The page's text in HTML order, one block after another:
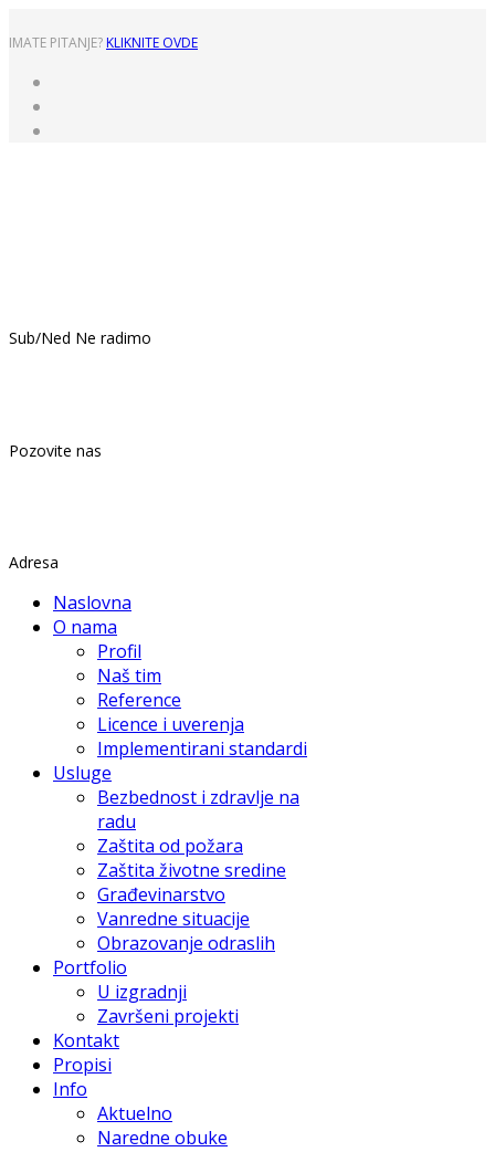
IMATE PITANJE? KLIKNITE OVDE
Sub/Ned Ne radimo
Pozovite nas
Adresa
Naslovna
O nama
Profil
Naš tim
Reference
Licence i uverenja
Implementirani standardi
Usluge
Bezbednost i zdravlje na
radu
Zaštita od požara
Zaštita životne sredine
Građevinarstvo
Vanredne situacije
Obrazovanje odraslih
Portfolio
U izgradnji
Završeni projekti
Kontakt
Propisi
Info
Aktuelno
Naredne obuke